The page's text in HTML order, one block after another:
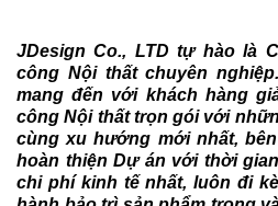
JDesign Co., LTD tự hào là
công Nội thất chuyên
mang đến với khách hàng
công Nội thất trọn gói với
cùng xu hướng mới nhất,
hoàn thiện Dự án với thời
chi phí kinh tế nhất, luôn đi